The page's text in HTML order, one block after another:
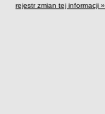
rejestr zmian tej informacji »